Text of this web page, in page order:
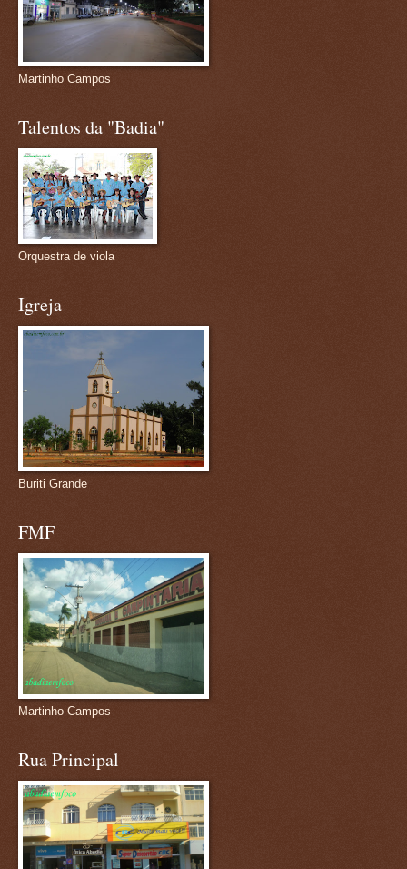
Martinho Campos
Talentos da "Badia"
Orquestra de viola
Igreja
Buriti Grande
FMF
Martinho Campos
Rua Principal